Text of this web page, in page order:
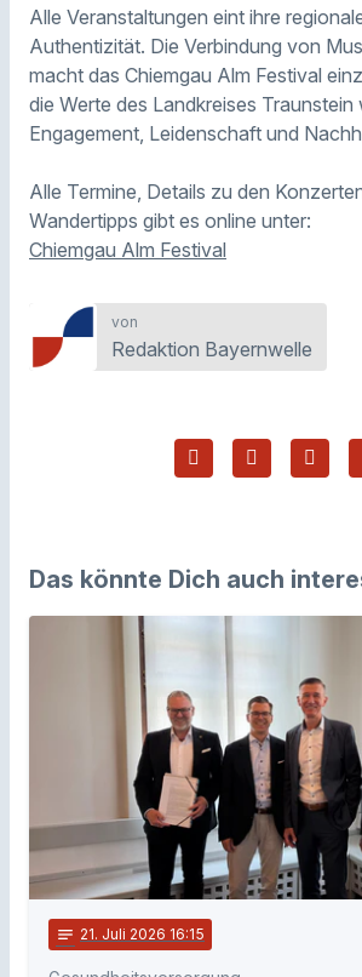
Alle Veranstaltungen eint ihre
Authentizität. Die Verbindung von
macht das Chiemgau Alm Festival
die Werte des Landkreises Traunstein
Engagement, Leidenschaft und
Alle Termine, Details zu den
Wandertipps gibt es online unter:
Chiemgau Alm Festival
von
Redaktion Bayernwelle
Das könnte Dich auch
notes 21. Juli 2026 16:15